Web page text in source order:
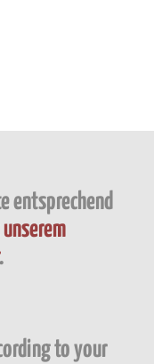
entsprechend
.
to your